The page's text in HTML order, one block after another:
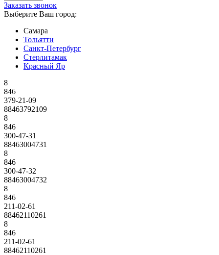
Заказать звонок
Выберите Ваш город:
Самара
Тольятти
Санкт-Петербург
Стерлитамак
Красный Яр
8
846
379-21-09
88463792109
8
846
300-47-31
88463004731
8
846
300-47-32
88463004732
8
846
211-02-61
88462110261
8
846
211-02-61
88462110261